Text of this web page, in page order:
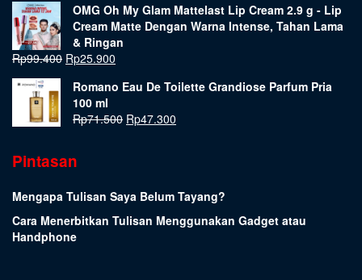
OMG Oh My Glam Mattelast Lip Cream 2.9 g - Lip
Cream Matte Dengan Warna Intense, Tahan Lama
& Ringan
Rp99.400 Rp25.900
Romano Eau De Toilette Grandiose Parfum Pria
100 ml
Rp71.500 Rp47.300
Pintasan
Mengapa Tulisan Saya Belum Tayang?
Cara Menerbitkan Tulisan Menggunakan Gadget atau
Handphone